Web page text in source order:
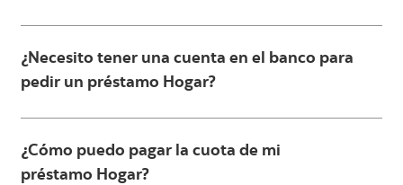
¿Necesito tener una cuenta en el banco para
pedir un préstamo Hogar?
¿Cómo puedo pagar la cuota de mi
préstamo Hogar?